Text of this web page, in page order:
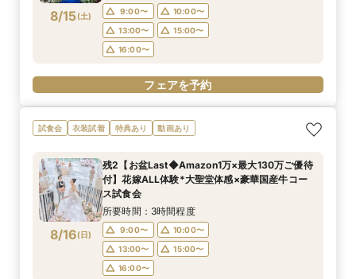
8/15(土) 9:00〜
10:00〜
13:00〜
15:00〜
16:00〜
フェアを予約
試食会 衣装試着 特典あり 動画あり
8/16(日)
残2【お盆Last◆Amazon1万×最大130万ご優待
付】花嫁ALL体験*大聖堂体感×豪華国産牛コー
ス試食会
所要時間：3時間程度
9:00〜
10:00〜
13:00〜
15:00〜
16:00〜